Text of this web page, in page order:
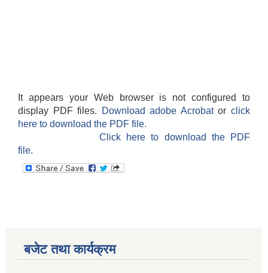
It appears your Web browser is not configured to
display PDF files.
Download adobe Acrobatorclick
here to download the PDF file.
Click here to download the PDF
file.
बजेट तथा कार्यक्रम